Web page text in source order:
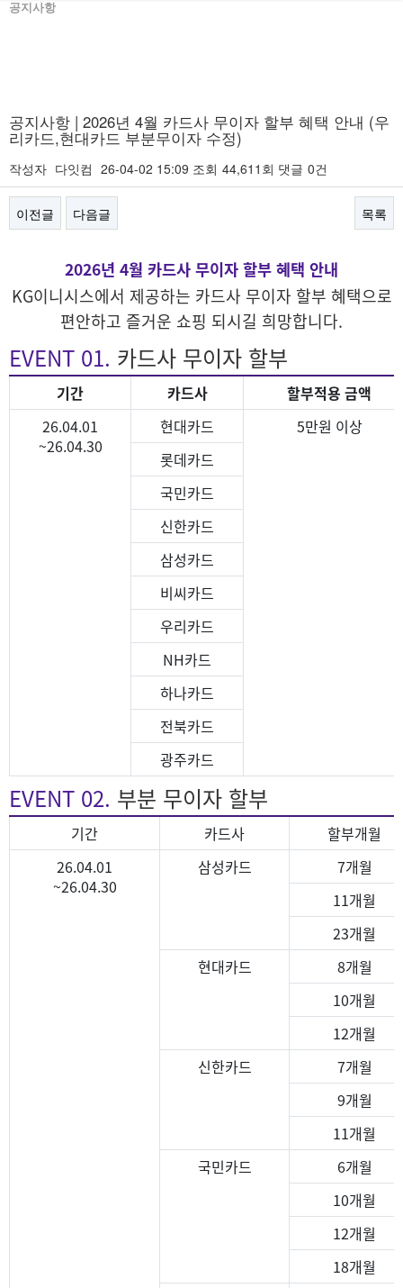
공지사항
공지사항 | 2026년 4월 카드사 무이자 할부 혜택 안내 (우
리카드,현대카드 부분무이자 수정)
작성자 다잇컴 26-04-02 15:09 조회 44,611회 댓글 0건
이전글 다음글 목록
2026년 4월 카드사 무이자 할부 혜택 안내
KG이니시스에서 제공하는 카드사 무이자 할부 혜택으로
편안하고 즐거운 쇼핑 되시길 희망합니다.
EVENT 01. 카드사 무이자 할부
기간 카드사
할부적용 금액
26.04.01
~26.04.30
현대카드
5만원 이상
롯데카드
국민카드
신한카드
삼성카드
비씨카드
우리카드
NH카드
하나카드
전북카드
광주카드
EVENT 02. 부분 무이자 할부
기간 카드사
할부개월
26.04.01
~26.04.30
삼성카드
7개월
11개월
23개월
현대카드
8개월
10개월
12개월
신한카드
7개월
9개월
11개월
국민카드
6개월
10개월
12개월
18개월